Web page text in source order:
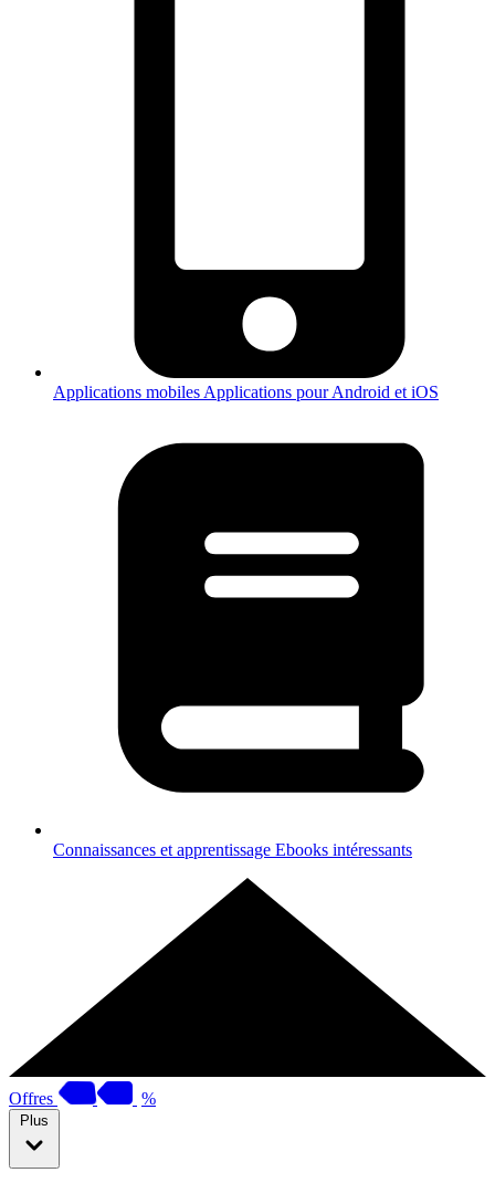
Applications mobiles Applications pour Android et iOS
Connaissances et apprentissage Ebooks intéressants
Offres %
Plus